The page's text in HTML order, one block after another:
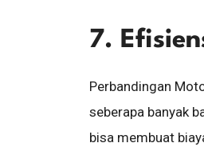
7.
Perbandingan
seberapa banyak
bisa membuat